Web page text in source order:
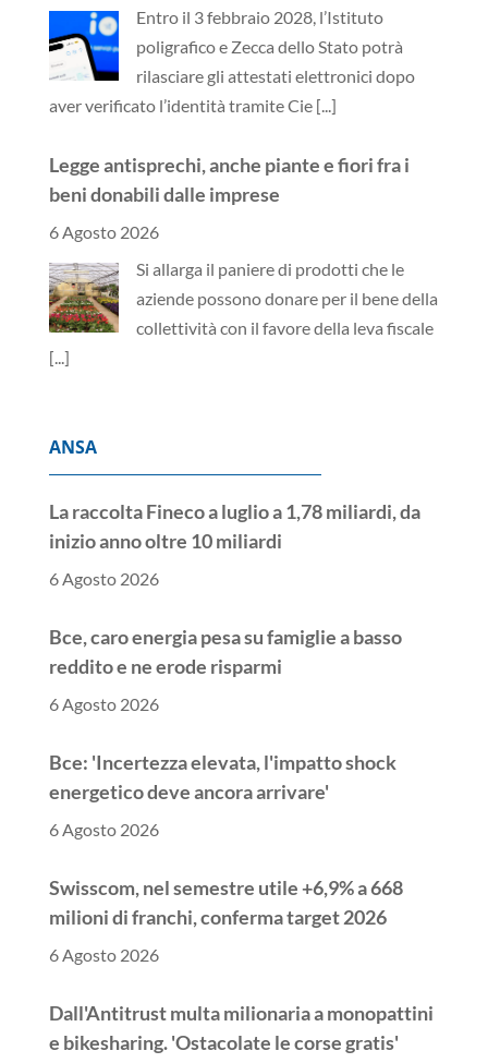
Entro il 3 febbraio 2028, l’Istituto
poligrafico e Zecca dello Stato potrà
rilasciare gli attestati elettronici dopo
aver verificato l’identità tramite Cie [...]
Legge antisprechi, anche piante e fiori fra i
beni donabili dalle imprese
6 Agosto 2026
Si allarga il paniere di prodotti che le
aziende possono donare per il bene della
collettività con il favore della leva fiscale
[...]
ANSA
La raccolta Fineco a luglio a 1,78 miliardi, da
inizio anno oltre 10 miliardi
6 Agosto 2026
Bce, caro energia pesa su famiglie a basso
reddito e ne erode risparmi
6 Agosto 2026
Bce: 'Incertezza elevata, l'impatto shock
energetico deve ancora arrivare'
6 Agosto 2026
Swisscom, nel semestre utile +6,9% a 668
milioni di franchi, conferma target 2026
6 Agosto 2026
Dall'Antitrust multa milionaria a monopattini
e bikesharing. 'Ostacolate le corse gratis'